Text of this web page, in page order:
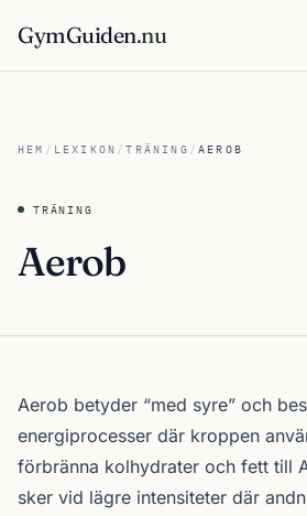
GymGuiden.nu
HEM / LEXIKON /TRÄNING /AEROB
TRÄNING
Aerob
Aerob betyder “med syre” och
energiprocesser där kroppen
förbränna kolhydrater och fett till
sker vid lägre intensiteter där